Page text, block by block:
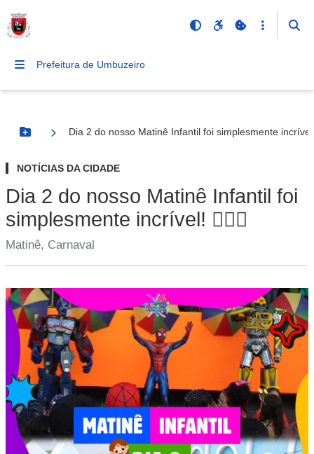
Prefeitura de Umbuzeiro
Botão Menu
Dia 2 do nosso Matinê Infantil foi simplesmente incrível!
NOTÍCIAS DA CIDADE
Dia 2 do nosso Matinê Infantil foi
simplesmente incrível! 🦸‍♂️✨
Matinê, Carnaval